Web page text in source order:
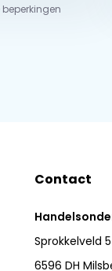
beperkingen
Contact
Sprokkelveld 5
6596 DH